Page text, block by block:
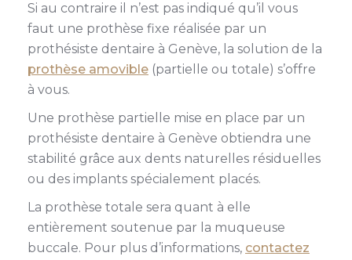
Si au contraire il n’est pas indiqué qu’il vous
faut une prothèse fixe réalisée par un
prothésiste dentaire à Genève, la solution de la
prothèse amovible (partielle ou totale) s’offre
à vous.
Une prothèse partielle mise en place par un
prothésiste dentaire à Genève obtiendra une
stabilité grâce aux dents naturelles résiduelles
ou des implants spécialement placés.
La prothèse totale sera quant à elle
entièrement soutenue par la muqueuse
buccale. Pour plus d’informations, contactez